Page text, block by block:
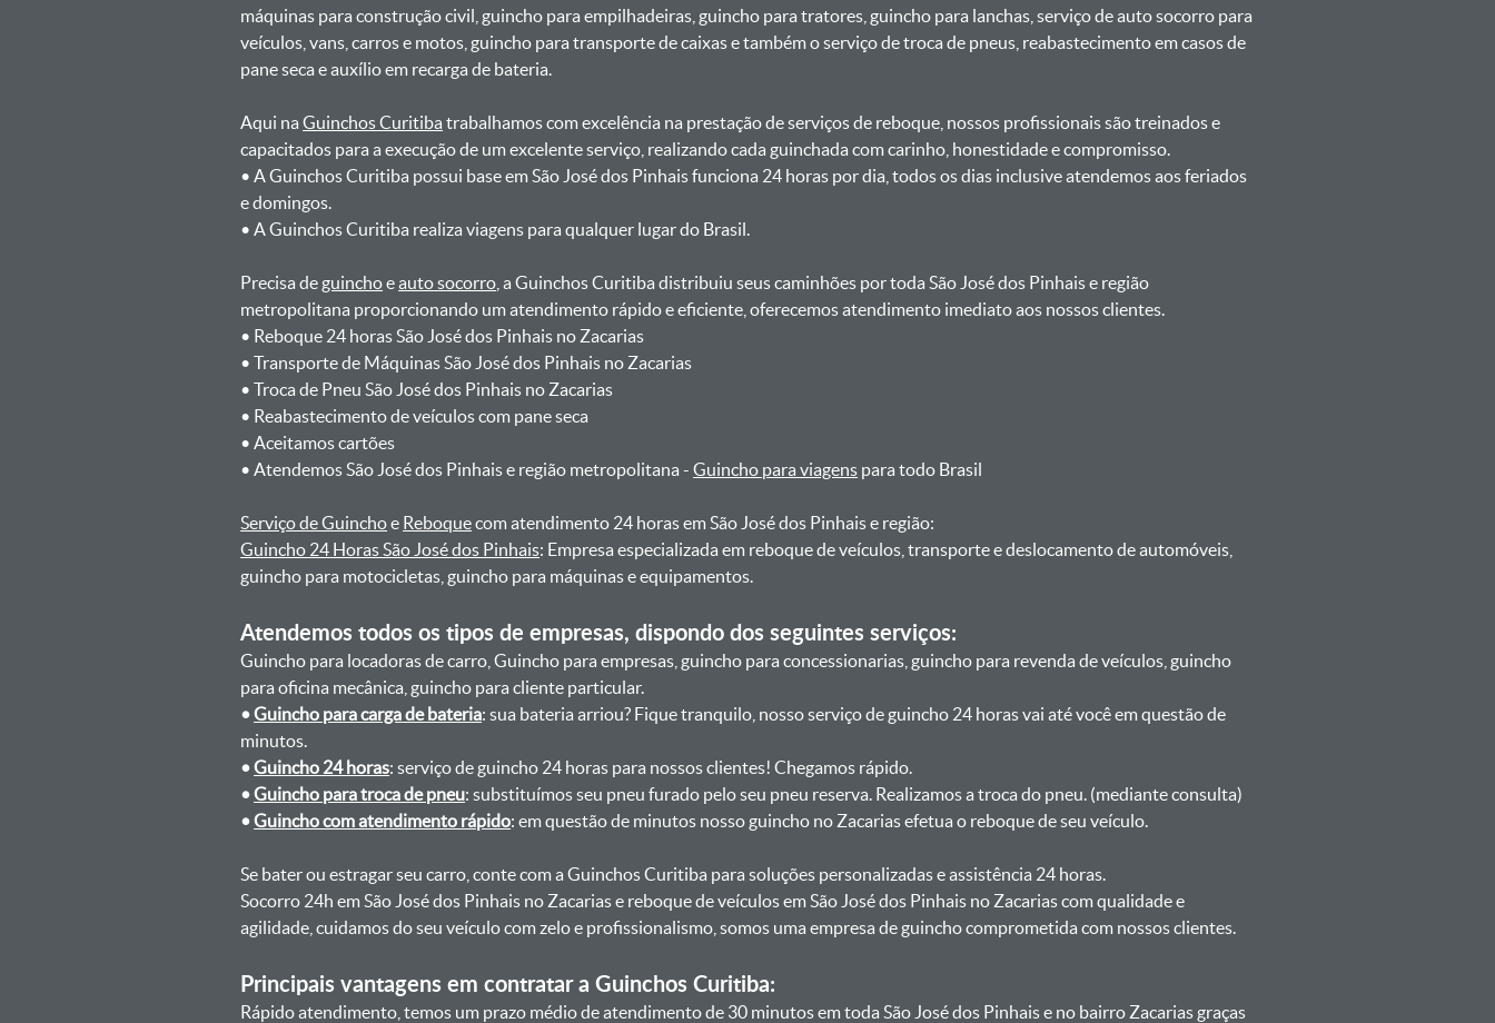
máquinas para construção civil, guincho para empilhadeiras, guincho para tratores, guincho para lanchas, serviço de auto socorro para
veículos, vans, carros e motos, guincho para transporte de caixas e também o serviço de troca de pneus, reabastecimento em casos de
pane seca e auxílio em recarga de bateria. ㅤㅤ
Aqui naGuinchos Curitiba trabalhamos com excelência na prestação de serviços de reboque, nossos profissionais são treinados e
capacitados para a execução de um excelente serviço, realizando cada guinchada com carinho, honestidade e compromisso.
ㅤㅤ• A Guinchos Curitiba possui base em São José dos Pinhais funciona 24 horas por dia, todos os dias inclusive atendemos aos feriados
e domingos.
ㅤㅤ• A Guinchos Curitiba realiza viagens para qualquer lugar do Brasil.
Precisa de guinchoeauto socorro , a Guinchos Curitiba distribuiu seus caminhões por toda São José dos Pinhais e região
metropolitana proporcionando um atendimento rápido e eficiente, oferecemos atendimento imediato aos nossos clientes.
ㅤㅤ• Reboque 24 horas São José dos Pinhais no Zacarias
ㅤㅤ• Transporte de Máquinas São José dos Pinhais no Zacarias
ㅤㅤ• Troca de Pneu São José dos Pinhais no Zacarias
ㅤㅤ• Reabastecimento de veículos com pane seca
ㅤㅤ• Aceitamos cartões
ㅤㅤ• Atendemos São José dos Pinhais e região metropolitana -Guincho para viagens para todo Brasil
Serviço de Guinchoe Reboquecom atendimento 24 horas em São José dos Pinhais e região:
Guincho 24 Horas São José dos Pinhais: Empresa especializada em reboque de veículos, transporte e deslocamento de automóveis,
guincho para motocicletas, guincho para máquinas e equipamentos.
Atendemos todos os tipos de empresas, dispondo dos seguintes serviços:
Guincho para locadoras de carro, Guincho para empresas, guincho para concessionarias, guincho para revenda de veículos, guincho
para oficina mecânica, guincho para cliente particular.
•Guincho para carga de bateria: sua bateria arriou? Fique tranquilo, nosso serviço de guincho 24 horas vai até você em questão de
minutos.
•Guincho 24 horas: serviço de guincho 24 horas para nossos clientes! Chegamos rápido.
•Guincho para troca de pneu: substituímos seu pneu furado pelo seu pneu reserva. Realizamos a troca do pneu. (mediante consulta)
•Guincho com atendimento rápido: em questão de minutos nosso guincho no Zacarias efetua o reboque de seu veículo.
Se bater ou estragar seu carro, conte com a Guinchos Curitiba para soluções personalizadas e assistência 24 horas.
Socorro 24h em São José dos Pinhais no Zacarias e reboque de veículos em São José dos Pinhais no Zacarias com qualidade e
agilidade, cuidamos do seu veículo com zelo e profissionalismo, somos uma empresa de guincho comprometida com nossos clientes.
Principais vantagens em contratar a Guinchos Curitiba:
Rápido atendimento, temos um prazo médio de atendimento de 30 minutos em toda São José dos Pinhais e no bairro Zacarias graças